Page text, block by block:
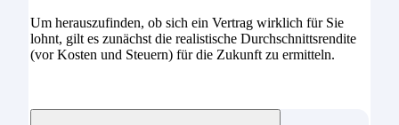
Um herauszufinden, ob sich ein Vertrag wirklich für Sie
lohnt, gilt es zunächst die realistische Durchschnittsrendite
(vor Kosten und Steuern) für die Zukunft zu ermitteln.